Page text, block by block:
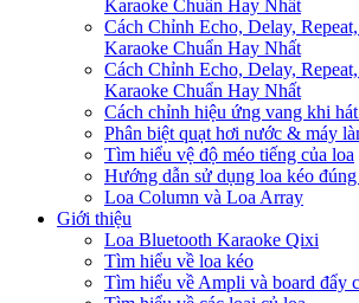
Karaoke Chuẩn Hay Nhất
Cách Chỉnh Echo, Delay,
Karaoke Chuẩn Hay Nhất
Cách Chỉnh Echo, Delay,
Karaoke Chuẩn Hay Nhất
Cách chỉnh hiệu ứng vang khi
Phân biệt quạt hơi nước & máy
Tìm hiểu vệ độ méo tiếng của loa
Hướng dẫn sử dụng loa kéo đúng
Loa Column và Loa Array
Giới thiệu
Loa Bluetooth Karaoke Qixi
Tìm hiểu về loa kéo
Tìm hiểu về Ampli và board đẩy